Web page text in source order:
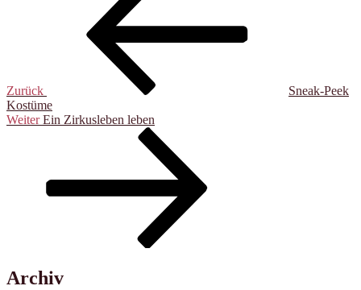
Zurück
Sneak-Peek
Kostüme
Nächster
Weiter Ein Zirkusleben leben
Archiv